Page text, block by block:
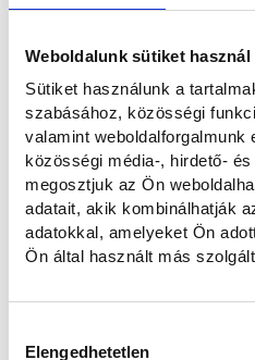
Weboldalunk sütiket használ
Sütiket használunk a
szabásához, közösségi
valamint
közösségi média-, hirdető-
megosztjuk az Ön
adatait, akik kombinálhatják
adatokkal, amelyeket Ön
Ön által használt más
kiválasztása
Elengedhetetlen
hozzá ajánlati kötöttség sem!
jellegűek, a felszereltség
Kérjük, minden esetben
felszereltségről! GYÁRTÁS
A Schiller Használt Autó